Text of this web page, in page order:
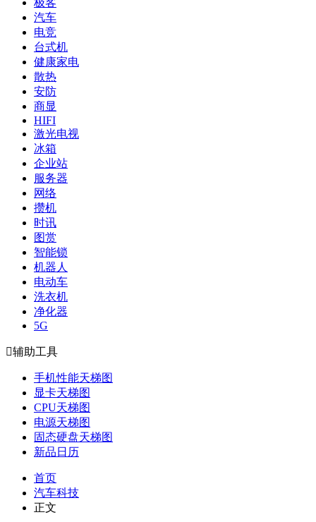
极客
汽车
电竞
台式机
健康家电
散热
安防
商显
HIFI
激光电视
冰箱
企业站
服务器
网络
攒机
时讯
图赏
智能锁
机器人
电动车
洗衣机
净化器
5G
辅助工具
手机性能天梯图
显卡天梯图
CPU天梯图
电源天梯图
固态硬盘天梯图
新品日历
首页
汽车科技
正文